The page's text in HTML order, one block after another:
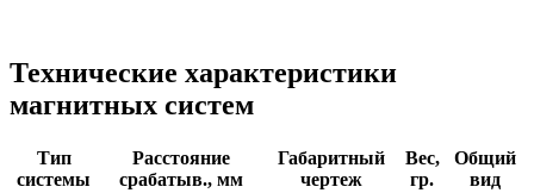
Технические характеристики
магнитных систем
Тип
системы
Расстояние
срабатыв., мм
Габаритный
чертеж
Вес,
гр.
Общий
вид